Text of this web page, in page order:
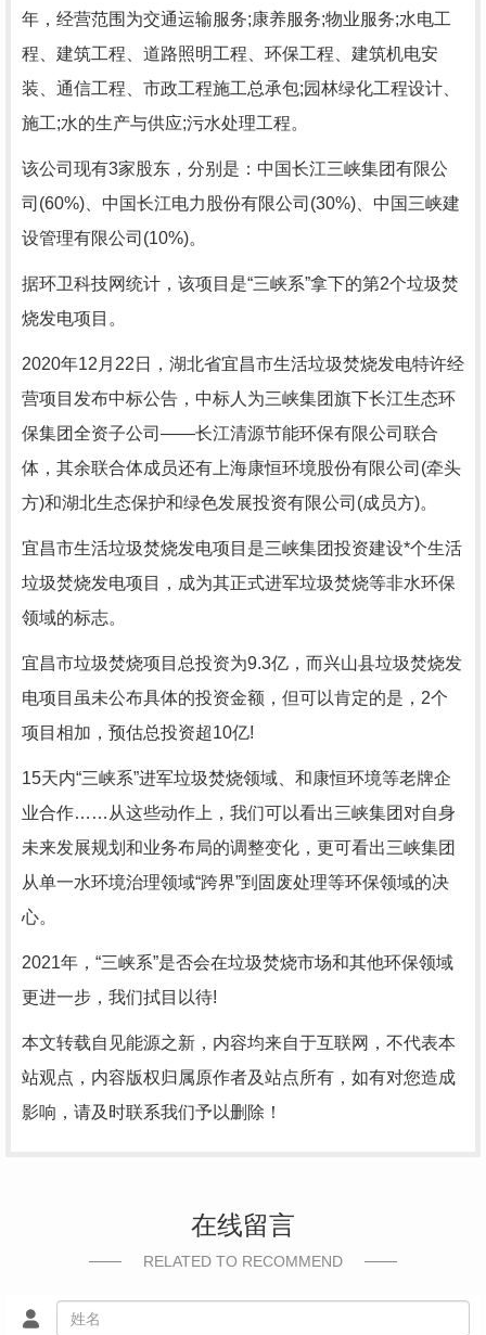
年，经营范围为交通运输服务;康养服务;物业服务;水电工
程、建筑工程、道路照明工程、环保工程、建筑机电安
装、通信工程、市政工程施工总承包;园林绿化工程设计、
施工;水的生产与供应;污水处理工程。
该公司现有3家股东，分别是：中国长江三峡集团有限公
司(60%)、中国长江电力股份有限公司(30%)、中国三峡建
设管理有限公司(10%)。
据环卫科技网统计，该项目是“三峡系”拿下的第2个垃圾焚
烧发电项目。
2020年12月22日，湖北省宜昌市生活垃圾焚烧发电特许经
营项目发布中标公告，中标人为三峡集团旗下长江生态环
保集团全资子公司——长江清源节能环保有限公司联合
体，其余联合体成员还有上海康恒环境股份有限公司(牵头
方)和湖北生态保护和绿色发展投资有限公司(成员方)。
宜昌市生活垃圾焚烧发电项目是三峡集团投资建设*个生活
垃圾焚烧发电项目，成为其正式进军垃圾焚烧等非水环保
领域的标志。
宜昌市垃圾焚烧项目总投资为9.3亿，而兴山县垃圾焚烧发
电项目虽未公布具体的投资金额，但可以肯定的是，2个
项目相加，预估总投资超10亿!
15天内“三峡系”进军垃圾焚烧领域、和康恒环境等老牌企
业合作……从这些动作上，我们可以看出三峡集团对自身
未来发展规划和业务布局的调整变化，更可看出三峡集团
从单一水环境治理领域“跨界”到固废处理等环保领域的决
心。
2021年，“三峡系”是否会在垃圾焚烧市场和其他环保领域
更进一步，我们拭目以待!
本文转载自见能源之新，内容均来自于互联网，不代表本
站观点，内容版权归属原作者及站点所有，如有对您造成
影响，请及时联系我们予以删除！
在线留言
RELATED TO RECOMMEND